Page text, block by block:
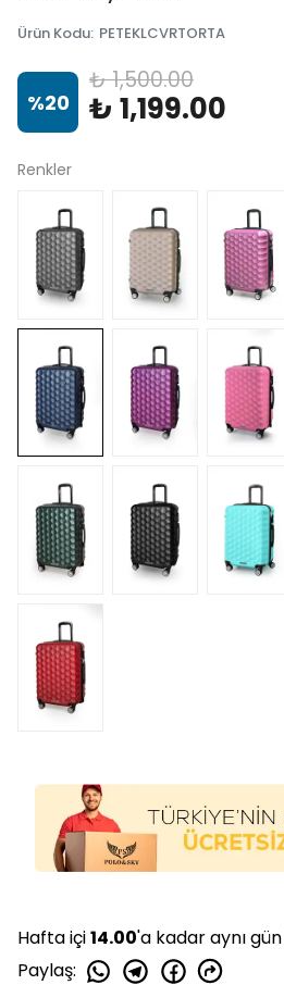
Ürün Kodu: PETEKLCVRTORTA
%20
₺ 1,500.00
₺ 1,199.00
Renkler
Hafta içi14.00'a kadar aynı
Paylaş: